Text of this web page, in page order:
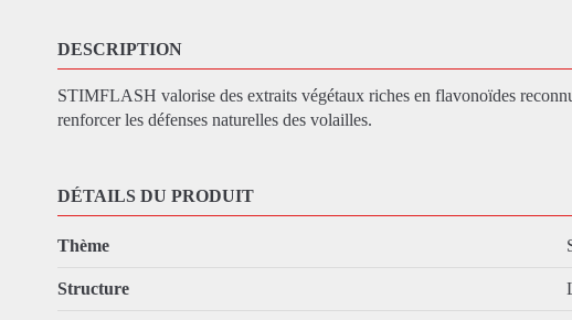
DESCRIPTION
STIMFLASH valorise des extraits végétaux riches en flavonoïdes
renforcer les défenses naturelles des volailles.
DÉTAILS DU PRODUIT
Thème
Structure